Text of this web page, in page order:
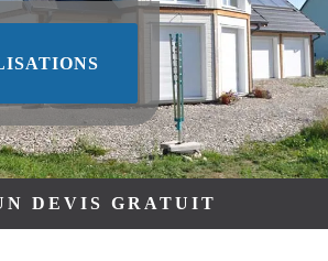
DEVIS GRATUIT